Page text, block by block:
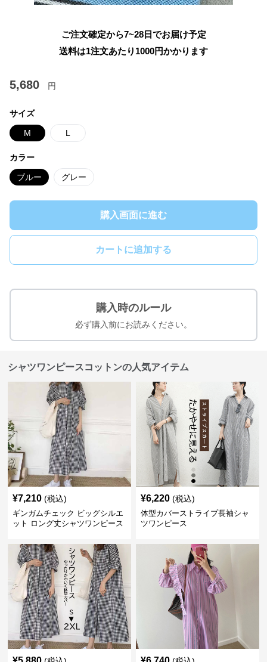
ご注文確定から7~28日でお届け予定
送料は1注文あたり 1000円かかります
5,680 円
サイズ
M L
カラー
ブルー グレー
購入画面に進む
カートに追加する
購入時のルール
必ず購入前にお読みください。
シャツワンピースコットンの人気アイテム
¥7,210 (税込)
ギンガムチェック ビッグシルエ
ット ロング丈シャツワンピース
¥6,220 (税込)
体型カバーストライプ長袖シャ
ツワンピース